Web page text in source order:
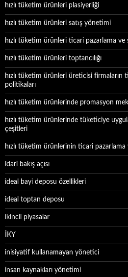
hızlı tüketim ürünleri plasiyerliği
hızlı tüketim ürünleri satış yönetimi
hızlı tüketim ürünleri ticari pazarlama ve
hızlı tüketim ürünleri toptancılığı
hızlı tüketim ürünleri üreticisi firmaların
politikaları
hızlı tüketim ürünlerinde promasyon
hızlı tüketim ürünlerinde tüketiciye
çeşitleri
hızlı tüketim ürünlerinin ticari pazarlama
idari bakış açısı
ideal bayi deposu özellikleri
ideal toptan deposu
ikincil piyasalar
İKY
inisiyatif kullanamayan yönetici
insan kaynakları yönetimi